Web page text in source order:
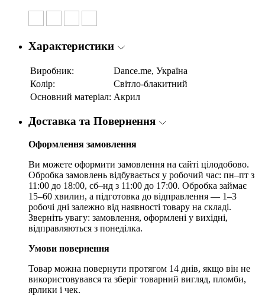
Характеристики
Виробник:
Dance.me, Україна
Колір:
Світло-блакитний
Основний матеріал: Акрил
Доставка та Повернення
Оформлення замовлення
Ви можете оформити замовлення на сайті цілодобово.
Обробка замовлень відбувається у робочий час: пн–пт з
11:00 до 18:00, сб–нд з 11:00 до 17:00. Обробка займає
15–60 хвилин, а підготовка до відправлення — 1–3
робочі дні залежно від наявності товару на складі.
Зверніть увагу: замовлення, оформлені у вихідні,
відправляються з понеділка.
Умови повернення
Товар можна повернути протягом 14 днів, якщо він не
використовувався та зберіг товарний вигляд, пломби,
ярлики і чек.